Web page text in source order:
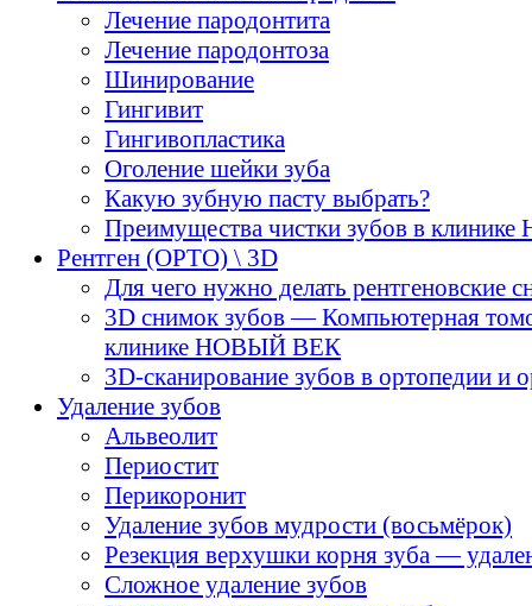
Лечение пародонтита
Лечение пародонтоза
Шинирование
Гингивит
Гингивопластика
Оголение шейки зуба
Какую зубную пасту выбрать?
Преимущества чистки зубов в
Рентген (ОРТО) \ 3D
Для чего нужно делать рентгеновские
3D снимок зубов — Компьютерная
клинике НОВЫЙ ВЕК
3D-cканирование зубов в ортопедии и
Удаление зубов
Альвеолит
Периостит
Перикоронит
Удаление зубов мудрости (восьмёрок)
Резекция верхушки корня зуба —
Сложное удаление зубов